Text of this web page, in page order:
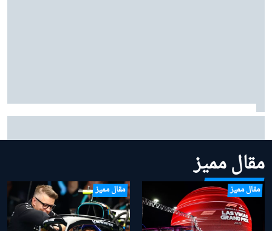
زافناور ينصح فيراري: "اتركوا شارل لوكلير وشأنه" في معركته
مقال مميز
مقال مميز مقال مميز